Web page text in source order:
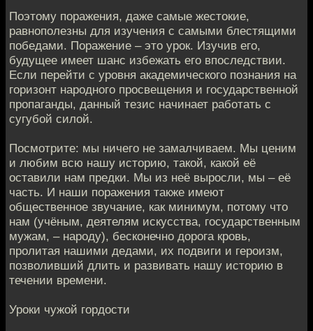
Поэтому поражения, даже самые жестокие,
равнополезны для изучения с самыми блестящими
победами. Поражение – это урок. Изучив его,
будущее имеет шанс избежать его впоследствии.
Если перейти с уровня академического познания на
горизонт народного просвещения и государственной
пропаганды, данный тезис начинает работать с
сугубой силой.
Посмотрите: мы ничего не замалчиваем. Мы ценим
и любим всю нашу историю, такой, какой её
оставили нам предки. Мы из неё выросли, мы – её
часть. И наши поражения также имеют
общественное звучание, как минимум, потому что
нам (учёным, деятелям искусства, государственным
мужам, – народу), бесконечно дорога кровь,
пролитая нашими дедами, их подвиги и героизм,
позволивший длить и развивать нашу историю в
течении времени.
Уроки чужой гордости